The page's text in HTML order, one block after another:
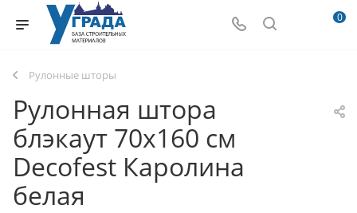
0
Рулонные шторы
Рулонная штора
блэкаут 70х160 см
Decofest Каролина
белая